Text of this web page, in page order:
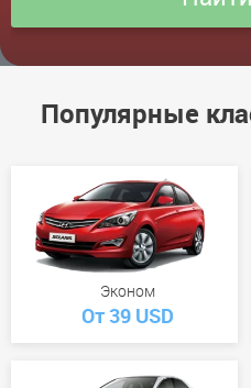
Популярные
Эконом
От 39 USD